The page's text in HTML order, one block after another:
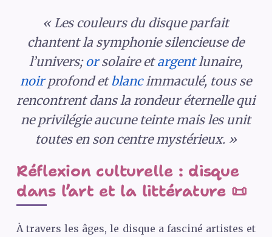
« Les couleurs du disque parfait
chantent la symphonie silencieuse de
l’univers;orsolaire etargentlunaire,
noirprofond et blancimmaculé, tous se
rencontrent dans la rondeur éternelle qui
ne privilégie aucune teinte mais les unit
toutes en son centre mystérieux. »
Réflexion culturelle : disque
dans l’art et la littérature 📜
À travers les âges, le disque a fasciné artistes et